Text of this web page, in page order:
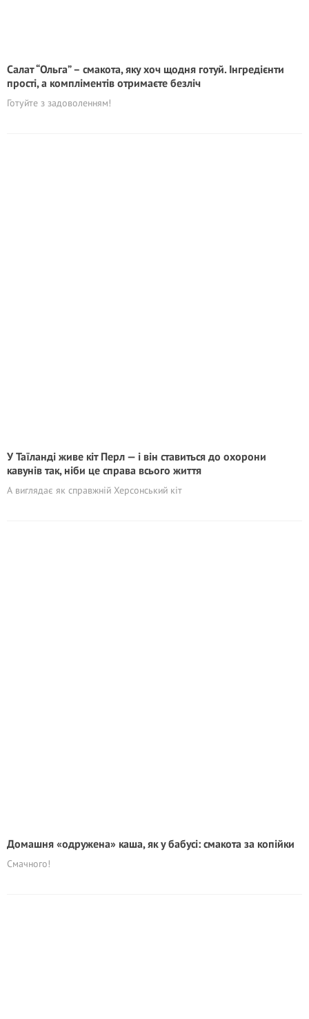
Салат “Ольга” – смакота, яку хоч щодня готуй. Інгредієнти
прості, а компліментів отримаєте безліч
Готуйте з задоволенням!
У Таїланді живе кіт Перл — і він ставиться до охорони
кавунів так, ніби це справа всього життя
А виглядає як справжній Херсонський кіт
Домашня «одружена» каша, як у бабусі: смакота за копійки
Смачного!